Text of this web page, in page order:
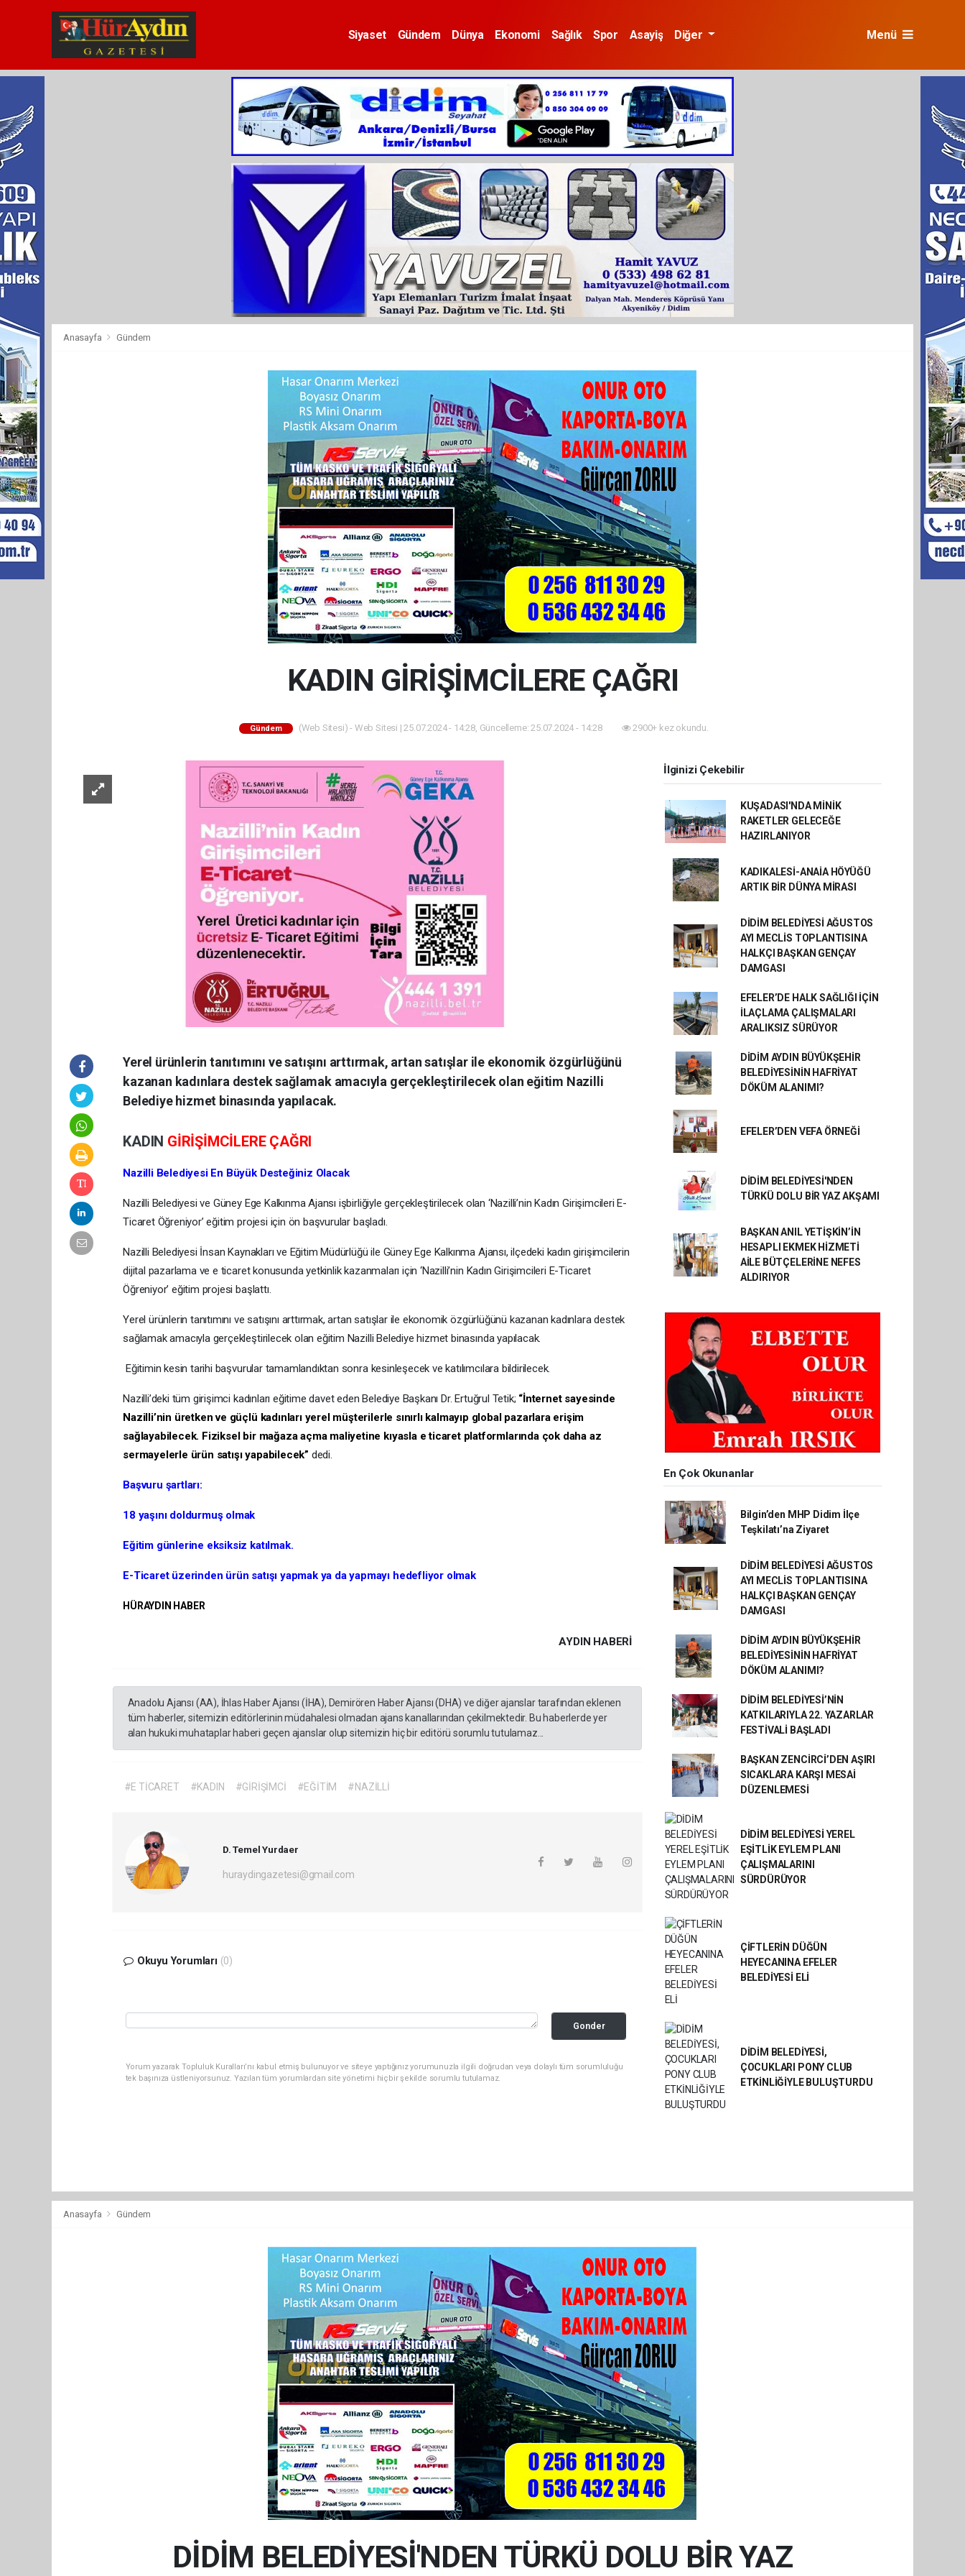
Siyaset Gündem Dünya Ekonomi Sağlık Spor Asayiş Diğer Menü
Anasayfa Gündem
KADIN GİRİŞİMCİLERE ÇAĞRI
Gündem (Web Sitesi) - Web Sitesi | 25.07.2024 - 14:28, Güncelleme: 25.07.2024 - 14:28 2900+ kez okundu.
Yerel ürünlerin tanıtımını ve satışını arttırmak, artan satışlar ile ekonomik özgürlüğünü
kazanan kadınlara destek sağlamak amacıyla gerçekleştirilecek olan eğitim Nazilli
Belediye hizmet binasında yapılacak.
KADIN GİRİŞİMCİLERE ÇAĞRI
Nazilli Belediyesi En Büyük Desteğiniz Olacak
Nazilli Belediyesi ve Güney Ege Kalkınma Ajansı işbirliğiyle gerçekleştirilecek olan ‘Nazilli’nin Kadın Girişimcileri E-
Ticaret Öğreniyor’ eğitim projesi için ön başvurular başladı.
Nazilli Belediyesi İnsan Kaynakları ve Eğitim Müdürlüğü ile Güney Ege Kalkınma Ajansı, ilçedeki kadın girişimcilerin
dijital pazarlama ve e ticaret konusunda yetkinlik kazanmaları için ‘Nazilli’nin Kadın Girişimcileri E-Ticaret
Öğreniyor’ eğitim projesi başlattı.
Yerel ürünlerin tanıtımını ve satışını arttırmak, artan satışlar ile ekonomik özgürlüğünü kazanan kadınlara destek
sağlamak amacıyla gerçekleştirilecek olan eğitim Nazilli Belediye hizmet binasında yapılacak.
Eğitimin kesin tarihi başvurular tamamlandıktan sonra kesinleşecek ve katılımcılara bildirilecek.
Nazilli’deki tüm girişimci kadınları eğitime davet eden Belediye Başkanı Dr. Ertuğrul Tetik; “İnternet sayesinde
Nazilli’nin üretken ve güçlü kadınları yerel müşterilerle sınırlı kalmayıp global pazarlara erişim
sağlayabilecek. Fiziksel bir mağaza açma maliyetine kıyasla e ticaret platformlarında çok daha az
sermayelerle ürün satışı yapabilecek” dedi.
Başvuru şartları:
18 yaşını doldurmuş olmak
Eğitim günlerine eksiksiz katılmak.
E-Ticaret üzerinden ürün satışı yapmak ya da yapmayı hedefliyor olmak
HÜRAYDIN HABER
AYDIN HABERİ
Anadolu Ajansı (AA), İhlas Haber Ajansı (İHA), Demirören Haber Ajansı (DHA) ve diğer ajanslar tarafından eklenen
tüm haberler, sitemizin editörlerinin müdahalesi olmadan ajans kanallarından çekilmektedir. Bu haberlerde yer
alan hukuki muhataplar haberi geçen ajanslar olup sitemizin hiç bir editörü sorumlu tutulamaz...
#E TİCARET #KADIN #GİRİŞİMCİ #EĞİTİM #NAZİLLİ
D. Temel Yurdaer
huraydingazetesi@gmail.com
Okuyu Yorumları (0)
Gonder
Yorum yazarak Topluluk Kuralları’nı kabul etmiş bulunuyor ve siteye yaptığınız yorumunuzla ilgili doğrudan veya dolaylı tüm sorumluluğu
tek başınıza üstleniyorsunuz. Yazılan tüm yorumlardan site yönetimi hiçbir şekilde sorumlu tutulamaz.
İlginizi Çekebilir
KUŞADASI'NDA MİNİK
RAKETLER GELECEĞE
HAZIRLANIYOR
KADIKALESİ-ANAİA HÖYÜĞÜ
ARTIK BİR DÜNYA MİRASI
DİDİM BELEDİYESİ AĞUSTOS
AYI MECLİS TOPLANTISINA
HALKÇI BAŞKAN GENÇAY
DAMGASI
EFELER’DE HALK SAĞLIĞI İÇİN
İLAÇLAMA ÇALIŞMALARI
ARALIKSIZ SÜRÜYOR
DİDİM AYDIN BÜYÜKŞEHİR
BELEDİYESİNİN HAFRİYAT
DÖKÜM ALANIMI?
EFELER’DEN VEFA ÖRNEĞİ
DİDİM BELEDİYESİ'NDEN
TÜRKÜ DOLU BİR YAZ AKŞAMI
BAŞKAN ANIL YETİŞKİN’İN
HESAPLI EKMEK HİZMETİ
AİLE BÜTÇELERİNE NEFES
ALDIRIYOR
En Çok Okunanlar
Bilgin’den MHP Didim İlçe
Teşkilatı’na Ziyaret
DİDİM BELEDİYESİ AĞUSTOS
AYI MECLİS TOPLANTISINA
HALKÇI BAŞKAN GENÇAY
DAMGASI
DİDİM AYDIN BÜYÜKŞEHİR
BELEDİYESİNİN HAFRİYAT
DÖKÜM ALANIMI?
DİDİM BELEDİYESİ’NİN
KATKILARIYLA 22. YAZARLAR
FESTİVALİ BAŞLADI
BAŞKAN ZENCİRCİ’DEN AŞIRI
SICAKLARA KARŞI MESAİ
DÜZENLEMESİ
DİDİM BELEDİYESİ YEREL
EŞİTLİK EYLEM PLANI
ÇALIŞMALARINI
SÜRDÜRÜYOR
ÇİFTLERİN DÜĞÜN
HEYECANINA EFELER
BELEDİYESİ ELİ
DİDİM BELEDİYESİ,
ÇOCUKLARI PONY CLUB
ETKİNLİĞİYLE BULUŞTURDU
Anasayfa Gündem
DİDİM BELEDİYESİ'NDEN TÜRKÜ DOLU BİR YAZ